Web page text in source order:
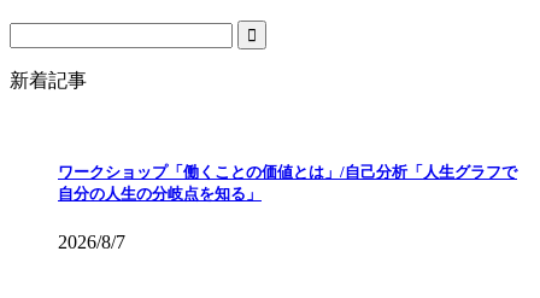
新着記事
ワークショップ「働くことの価値とは」/自己分析「人生グラフで
自分の人生の分岐点を知る」
2026/8/7